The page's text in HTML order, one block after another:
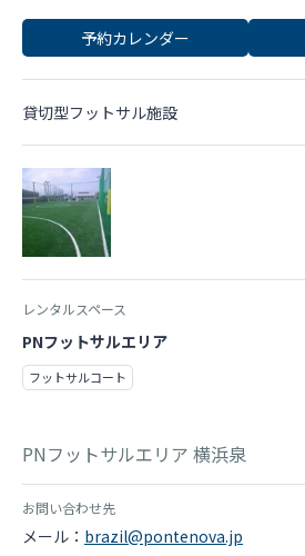
予約カレンダー
貸切型フットサル施設
レンタルスペース
PNフットサルエリア
フットサルコート
PNフットサルエリア 横浜泉
お問い合わせ先
メール： brazil@pontenova.jp